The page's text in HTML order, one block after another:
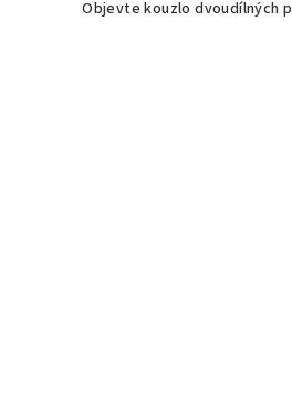
Objevte kouzlo dvoudílných